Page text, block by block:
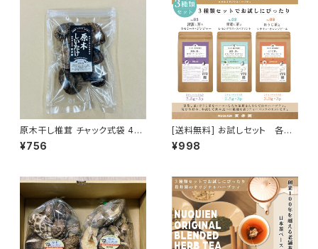
原木干し椎茸 チャック式袋 40
g入
¥756
[送料無料] お試しセット 各3
ティーバック入り 貫井園の日本
茶ハーブティ
¥998